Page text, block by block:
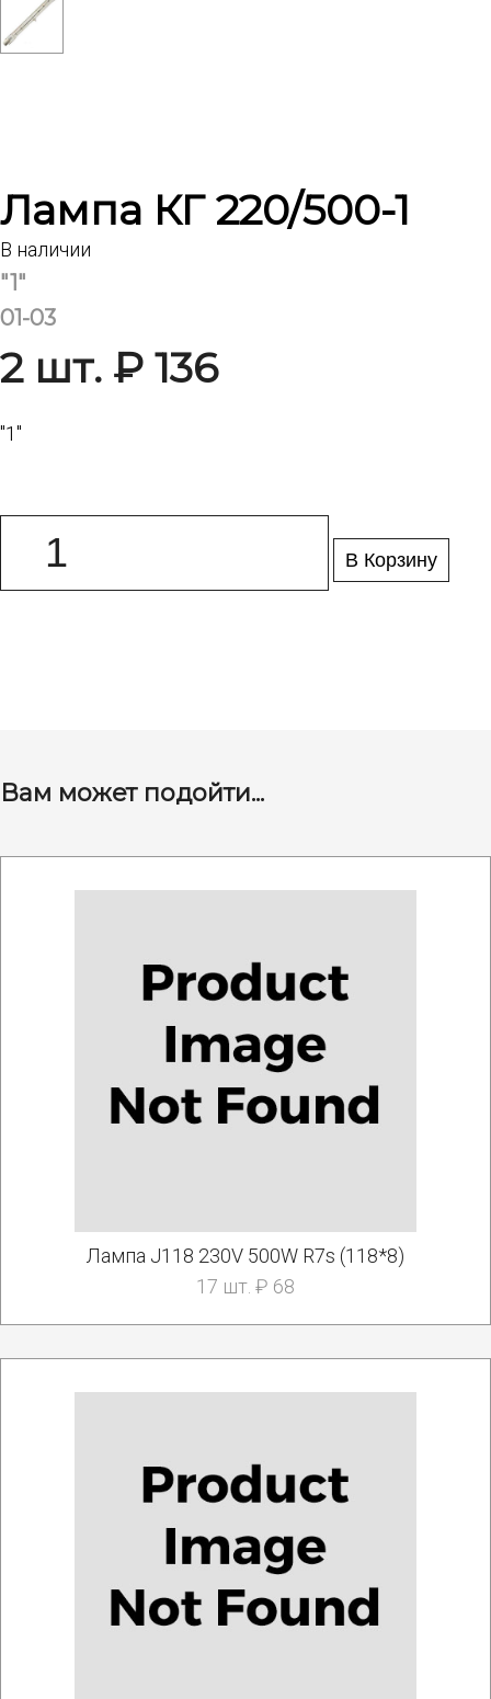
Лампа КГ 220/500-1
В наличии
"1"
01-03
2 шт. ₽ 136
"1"
В Корзину
Вам может подойти...
Лампа J118 230V 500W R7s (118*8)
17 шт. ₽ 68